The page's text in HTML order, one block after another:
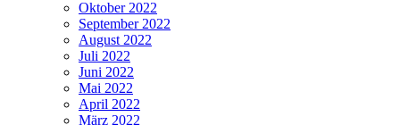
Oktober 2022
September 2022
August 2022
Juli 2022
Juni 2022
Mai 2022
April 2022
März 2022